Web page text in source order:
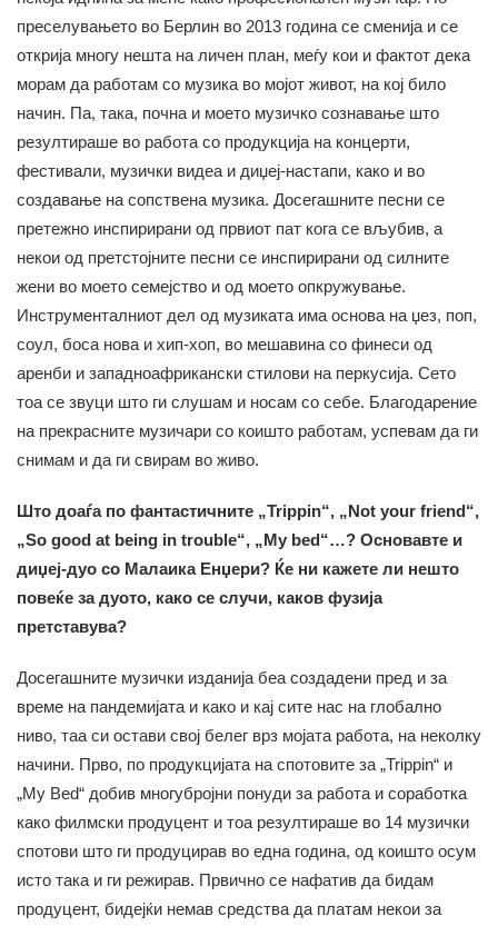
преселувањето во Берлин во 2013 година се сменија и се
открија многу нешта на личен план, меѓу кои и фактот дека
морам да работам со музика во мојот живот, на кој било
начин. Па, така, почна и моето музичко сознавање што
резултираше во работа со продукција на концерти,
фестивали, музички видеа и диџеј-настапи, како и во
создавање на сопствена музика. Досегашните песни се
претежно инспирирани од првиот пат кога се вљубив, а
некои од претстојните песни се инспирирани од силните
жени во моето семејство и од моето опкружување.
Инструменталниот дел од музиката има основа на џез, поп,
соул, боса нова и хип-хоп, во мешавина со финеси од
аренби и западноафрикански стилови на перкусија. Сето
тоа се звуци што ги слушам и носам со себе. Благодарение
на прекрасните музичари со коишто работам, успевам да ги
снимам и да ги свирам во живо.
Што доаѓа по фантастичните „Trippin“, „Not your friend“,
„So good at being in trouble“, „My bed“…? Основавте и
диџеј-дуо со Малаика Енџери? Ќе ни кажете ли нешто
повеќе за дуото, како се случи, каков фузија
претставува?
Досегашните музички изданија беа создадени пред и за
време на пандемијата и како и кај сите нас на глобално
ниво, таа си остави свој белег врз мојата работа, на неколку
начини. Прво, по продукцијата на спотовите за „Trippin“ и
„My Bed“ добив многубројни понуди за работа и соработка
како филмски продуцент и тоа резултираше во 14 музички
спотови што ги продуцирав во една година, од коишто осум
исто така и ги режирав. Првично се нафатив да бидам
продуцент, бидејќи немав средства да платам некои за